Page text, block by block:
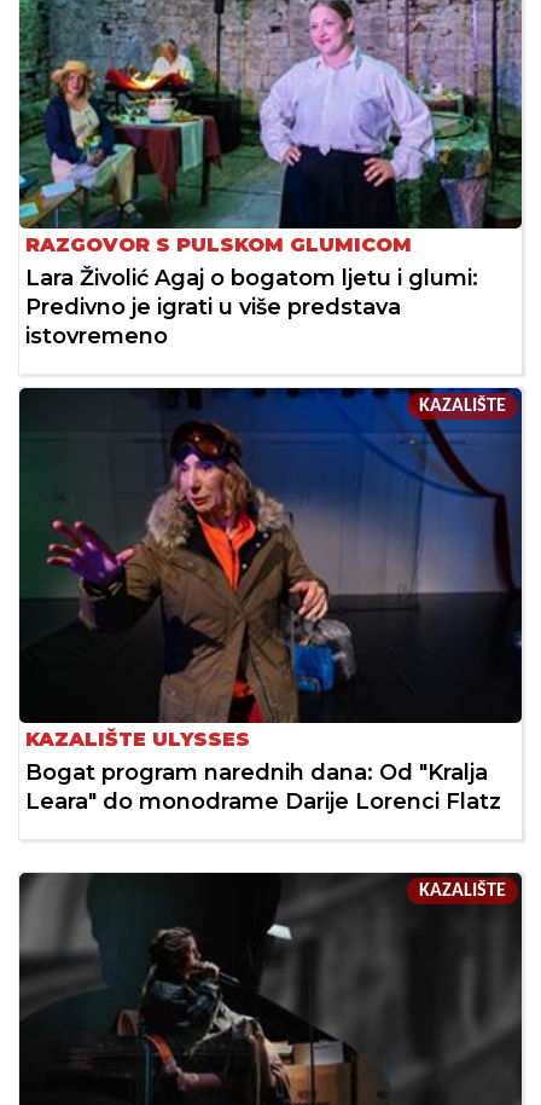
RAZGOVOR S PULSKOM GLUMICOM
Lara Živolić Agaj o bogatom ljetu i glumi:
Predivno je igrati u više predstava
istovremeno
KAZALIŠTE
KAZALIŠTE ULYSSES
Bogat program narednih dana: Od "Kralja
Leara" do monodrame Darije Lorenci Flatz
KAZALIŠTE